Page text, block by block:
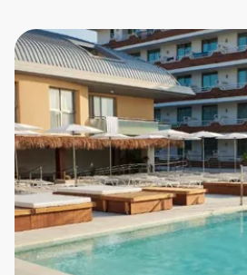
Rejsekalender
Inspiration
Information
Min Rejse